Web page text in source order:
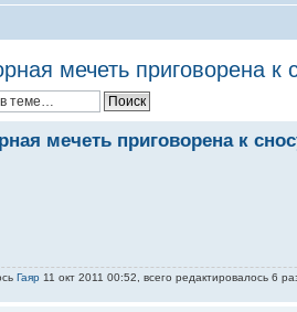
мечеть приговорена к
мечеть приговорена к
Гаяр 11 окт 2011 00:52, всего редактировалось 6